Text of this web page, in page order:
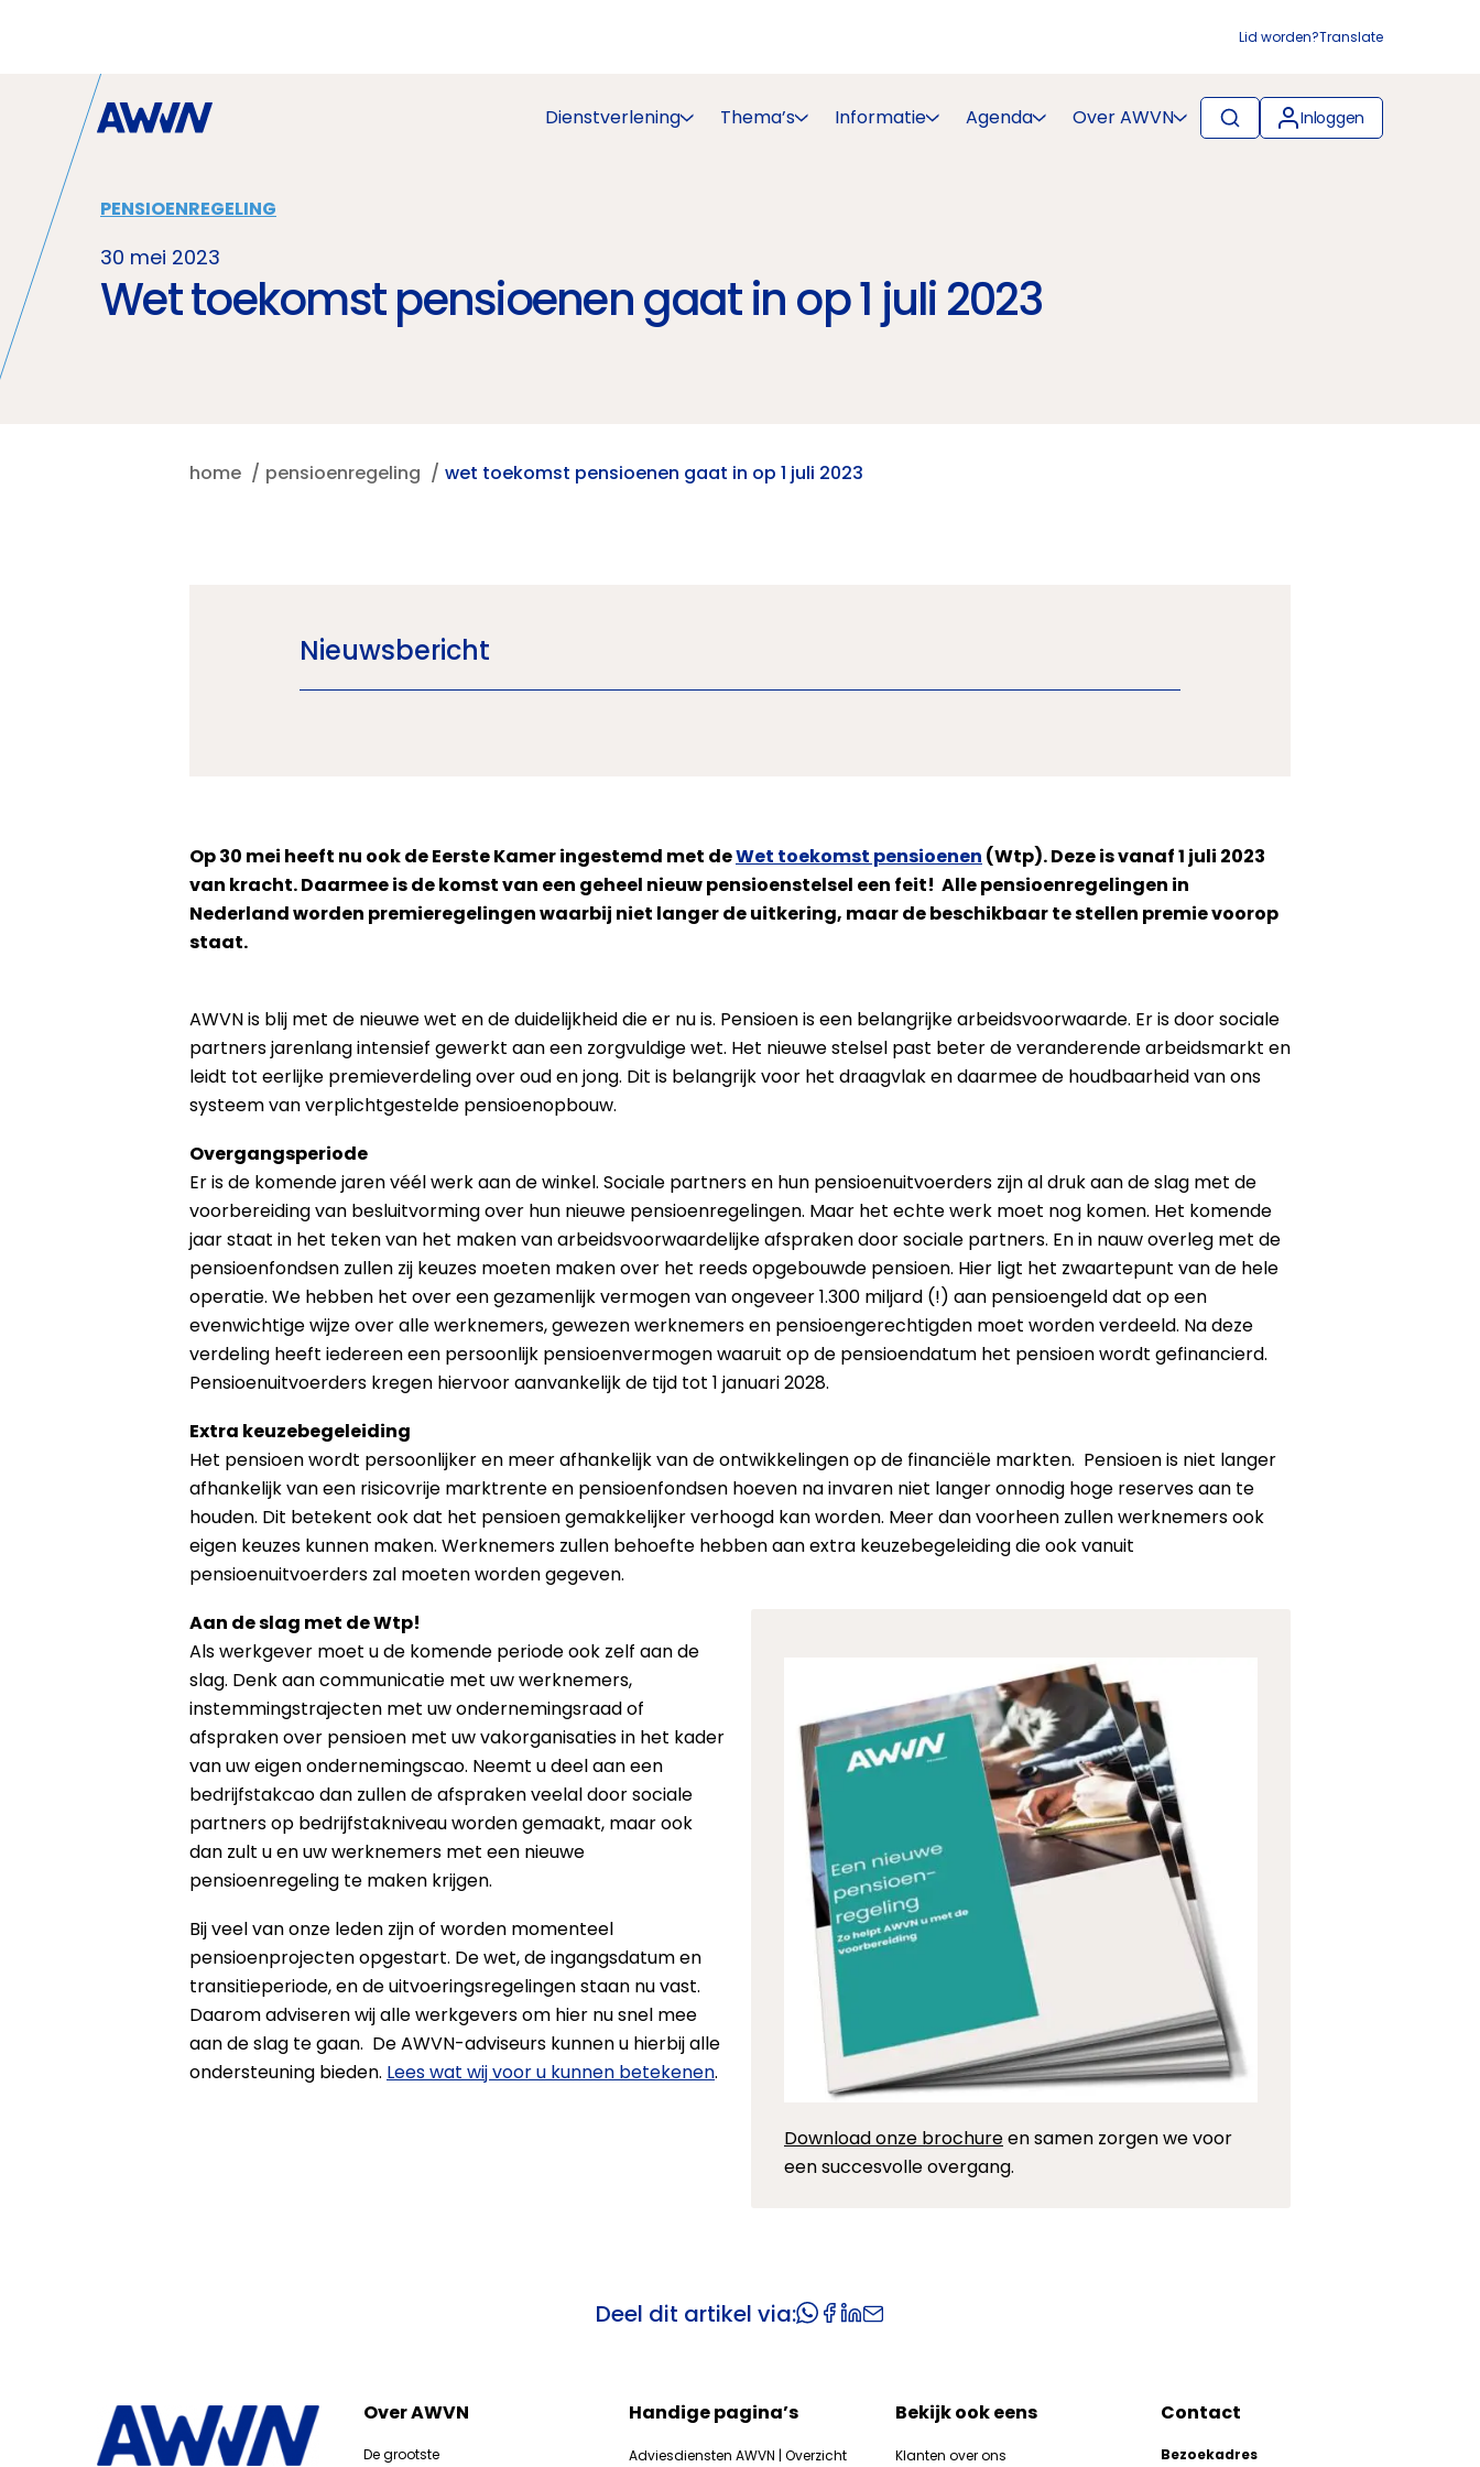
Lid worden?Translate
Dienstverlening Thema’s Informatie Agenda Over AWVN Inloggen
PENSIOENREGELING
30 mei 2023
Wet toekomst pensioenen gaat in op 1 juli 2023
home pensioenregeling wet toekomst pensioenen gaat in op 1 juli 2023
Nieuwsbericht
Op 30 mei heeft nu ook de Eerste Kamer ingestemd met deWet toekomst pensioenen (Wtp). Deze is vanaf 1 juli 2023
van kracht. Daarmee is de komst van een geheel nieuw pensioenstelsel een feit! Alle pensioenregelingen in
Nederland worden premieregelingen waarbij niet langer de uitkering, maar de beschikbaar te stellen premie voorop
staat.
AWVN is blij met de nieuwe wet en de duidelijkheid die er nu is. Pensioen is een belangrijke arbeidsvoorwaarde. Er is door sociale
partners jarenlang intensief gewerkt aan een zorgvuldige wet. Het nieuwe stelsel past beter de veranderende arbeidsmarkt en
leidt tot eerlijke premieverdeling over oud en jong. Dit is belangrijk voor het draagvlak en daarmee de houdbaarheid van ons
systeem van verplichtgestelde pensioenopbouw.
Overgangsperiode
Er is de komende jaren véél werk aan de winkel. Sociale partners en hun pensioenuitvoerders zijn al druk aan de slag met de
voorbereiding van besluitvorming over hun nieuwe pensioenregelingen. Maar het echte werk moet nog komen. Het komende
jaar staat in het teken van het maken van arbeidsvoorwaardelijke afspraken door sociale partners. En in nauw overleg met de
pensioenfondsen zullen zij keuzes moeten maken over het reeds opgebouwde pensioen. Hier ligt het zwaartepunt van de hele
operatie. We hebben het over een gezamenlijk vermogen van ongeveer 1.300 miljard (!) aan pensioengeld dat op een
evenwichtige wijze over alle werknemers, gewezen werknemers en pensioengerechtigden moet worden verdeeld. Na deze
verdeling heeft iedereen een persoonlijk pensioenvermogen waaruit op de pensioendatum het pensioen wordt gefinancierd.
Pensioenuitvoerders kregen hiervoor aanvankelijk de tijd tot 1 januari 2028.
Extra keuzebegeleiding
Het pensioen wordt persoonlijker en meer afhankelijk van de ontwikkelingen op de financiële markten. Pensioen is niet langer
afhankelijk van een risicovrije marktrente en pensioenfondsen hoeven na invaren niet langer onnodig hoge reserves aan te
houden. Dit betekent ook dat het pensioen gemakkelijker verhoogd kan worden. Meer dan voorheen zullen werknemers ook
eigen keuzes kunnen maken. Werknemers zullen behoefte hebben aan extra keuzebegeleiding die ook vanuit
pensioenuitvoerders zal moeten worden gegeven.
Download onze brochureen samen zorgen we voor
een succesvolle overgang.
Aan de slag met de Wtp!
Als werkgever moet u de komende periode ook zelf aan de
slag. Denk aan communicatie met uw werknemers,
instemmingstrajecten met uw ondernemingsraad of
afspraken over pensioen met uw vakorganisaties in het kader
van uw eigen ondernemingscao. Neemt u deel aan een
bedrijfstakcao dan zullen de afspraken veelal door sociale
partners op bedrijfstakniveau worden gemaakt, maar ook
dan zult u en uw werknemers met een nieuwe
pensioenregeling te maken krijgen.
Bij veel van onze leden zijn of worden momenteel
pensioenprojecten opgestart. De wet, de ingangsdatum en
transitieperiode, en de uitvoeringsregelingen staan nu vast.
Daarom adviseren wij alle werkgevers om hier nu snel mee
aan de slag te gaan. De AWVN-adviseurs kunnen u hierbij alle
ondersteuning bieden. Lees wat wij voor u kunnen betekenen.
Deel dit artikel via:
Over AWVN
De grootste
Handige pagina’s
Adviesdiensten AWVN | Overzicht
Bekijk ook eens
Klanten over ons
Contact
Bezoekadres